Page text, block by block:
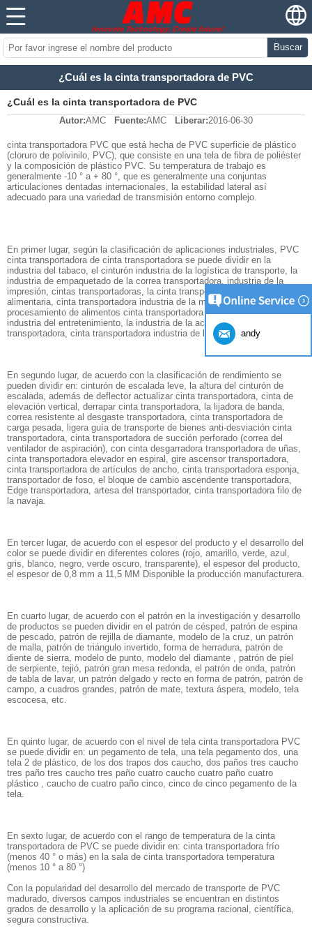
Buscar
¿Cuál es la cinta transportadora de PVC
¿Cuál es la cinta transportadora de PVC
Autor:AMC Fuente:AMC Liberar:2016-06-30
cinta transportadora PVC que está hecha de PVC superficie de plástico
(cloruro de polivinilo, PVC), que consiste en una tela de fibra de poliéster
y la composición de plástico PVC. Su temperatura de trabajo es
generalmente -10 ° a + 80 °, que es generalmente una conjuntas
articulaciones dentadas internacionales, la estabilidad lateral así
adecuado para una variedad de transmisión entorno complejo.
En primer lugar, según la clasificación de aplicaciones industriales, PVC
cinta transportadora de cinta transportadora se puede dividir en la
industria del tabaco, el cinturón industria de la logística de transporte, la
industria de empaquetado de la correa transportadora, industria de la
impresión, cintas transportadoras, la cinta transportadora industria
alimentaria, cinta transportadora industria de la madera , la industria de
procesamiento de alimentos cinta transportadora cinta transportadora
industria del entretenimiento, la industria de la acuicultura cinta
transportadora, cinta transportadora industria de la piedra.
En segundo lugar, de acuerdo con la clasificación de rendimiento se
pueden dividir en: cinturón de escalada leve, la altura del cinturón de
escalada, además de deflector actualizar cinta transportadora, cinta de
elevación vertical, derrapar cinta transportadora, la lijadora de banda,
correa resistente al desgaste transportadora, cinta transportadora de
carga pesada, ligera guía de transporte de bienes anti-desviación cinta
transportadora, cinta transportadora de succión perforado (correa del
ventilador de aspiración), con cinta desgarradora transportadora de uñas,
cinta transportadora elevador en espiral, gire ascensor transportadora,
cinta transportadora de artículos de ancho, cinta transportadora esponja,
transportador de foso, el bloque de cambio ascendente transportadora,
Edge transportadora, artesa del transportador, cinta transportadora filo de
la navaja.
En tercer lugar, de acuerdo con el espesor del producto y el desarrollo del
color se puede dividir en diferentes colores (rojo, amarillo, verde, azul,
gris, blanco, negro, verde oscuro, transparente), el espesor del producto,
el espesor de 0,8 mm a 11,5 MM Disponible la producción manufacturera.
En cuarto lugar, de acuerdo con el patrón en la investigación y desarrollo
de productos se pueden dividir en el patrón de césped, patrón de espina
de pescado, patrón de rejilla de diamante, modelo de la cruz, un patrón
de malla, patrón de triángulo invertido, forma de herradura, patrón de
diente de sierra, modelo de punto, modelo del diamante , patrón de piel
de serpiente, tejió, patrón gran mesa redonda, el patrón de onda, patrón
de tabla de lavar, un patrón delgado y recto en forma de patrón, patrón de
campo, a cuadros grandes, patrón de mate, textura áspera, modelo, tela
escocesa, etc.
En quinto lugar, de acuerdo con el nivel de tela cinta transportadora PVC
se puede dividir en: un pegamento de tela, una tela pegamento dos, una
tela 2 de plástico, de los dos trapos dos caucho, dos paños tres caucho
tres paño tres caucho tres paño cuatro caucho cuatro paño cuatro
plástico , caucho de cuatro paño cinco, cinco de cinco pegamento de la
tela.
En sexto lugar, de acuerdo con el rango de temperatura de la cinta
transportadora de PVC se puede dividir en: cinta transportadora frío
(menos 40 ° o más) en la sala de cinta transportadora temperatura
(menos 10 ° a 80 °)
Con la popularidad del desarrollo del mercado de transporte de PVC
madurado, diversos campos industriales se encuentran en distintos
grados de desarrollo y la aplicación de su programa racional, científica,
segura constructiva.
andy